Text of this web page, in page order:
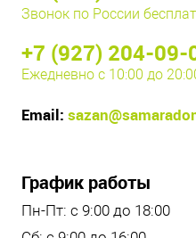
Звонок по России
+7 (927) 204-09-
Ежедневно с 10:00 до
Email:
График работы
Пн-Пт: с 9:00 до 18:00